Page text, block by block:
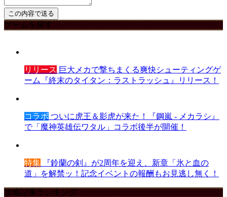
ゲームを探す
リリース 巨大メカで撃ちまくる爽快シューティングゲ
ーム『終末のタイタン：ラストラッシュ』リリース！
コラボ ついに虎王＆影虎が来た！『鋼嵐 - メカラシ』
で「魔神英雄伝ワタル」コラボ後半が開催！
特集 『鈴蘭の剣』が2周年を迎え、新章「氷と血の
道」を解禁ッ！記念イベントの報酬もお見逃し無く！
攻略記事ランキング